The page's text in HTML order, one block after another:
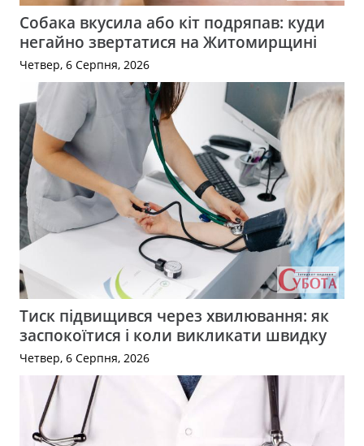
Собака вкусила або кіт подряпав: куди
негайно звертатися на Житомирщині
Четвер, 6 Серпня, 2026
Тиск підвищився через хвилювання: як
заспокоїтися і коли викликати швидку
Четвер, 6 Серпня, 2026